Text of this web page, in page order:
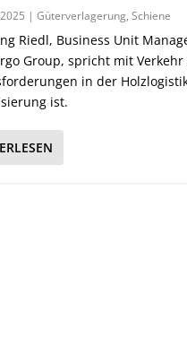
|Güterverlagerung,Schiene
Riedl, Business Unit
Group, spricht mit
in der
ist.